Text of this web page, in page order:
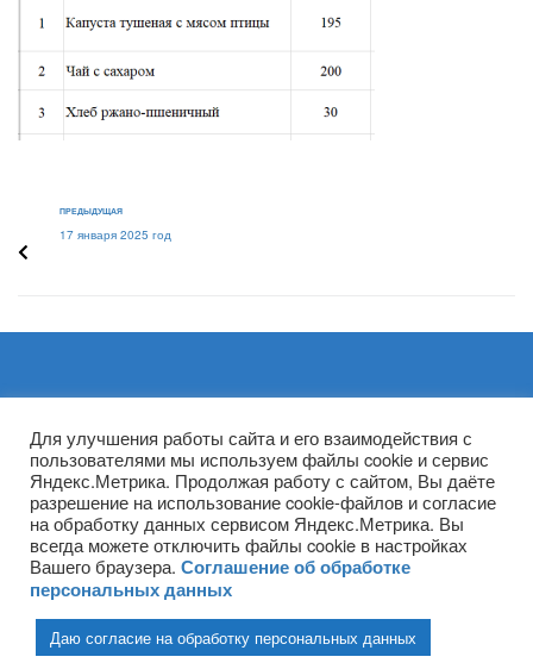
ПРЕДЫДУЩАЯ
17 января 2025 год
Архивы
(ГПОУ ТО «НТПБ») 2020 г. ©
Для улучшения работы сайта и его взаимодействия с
пользователями мы используем файлы cookie и сервис
Яндекс.Метрика. Продолжая работу с сайтом, Вы даёте
разрешение на использование cookie-файлов и согласие
на обработку данных сервисом Яндекс.Метрика. Вы
всегда можете отключить файлы cookie в настройках
Вашего браузера. Соглашение об обработке
персональных данных
Даю согласие на обработку персональных данных